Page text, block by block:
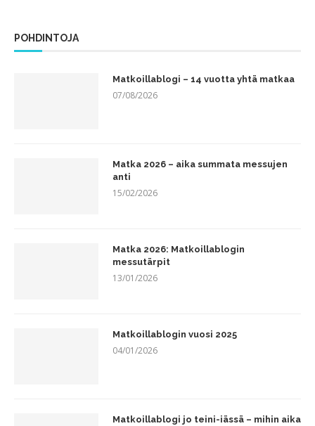
POHDINTOJA
Matkoillablogi – 14 vuotta yhtä matkaa
07/08/2026
Matka 2026 – aika summata messujen
anti
15/02/2026
Matka 2026: Matkoillablogin
messutärpit
13/01/2026
Matkoillablogin vuosi 2025
04/01/2026
Matkoillablogi jo teini-iässä – mihin aika